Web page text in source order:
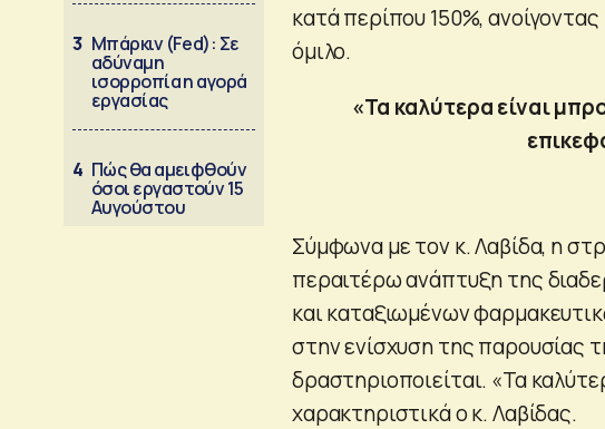
3 Μπάρκιν (Fed): Σε
αδύναμη
ισορροπία η αγορά
εργασίας
4 Πώς θα αμειφθούν
όσοι εργαστούν 15
Αυγούστου
κατά περίπου 150%,
όμιλο.
«Τα καλύτερα είναι
Σύμφωνα με τον κ. Λαβίδα, η
περαιτέρω ανάπτυξη της
και καταξιωμένων
στην ενίσχυση της παρουσίας
δραστηριοποιείται. «Τα
χαρακτηριστικά ο κ. Λαβίδας.